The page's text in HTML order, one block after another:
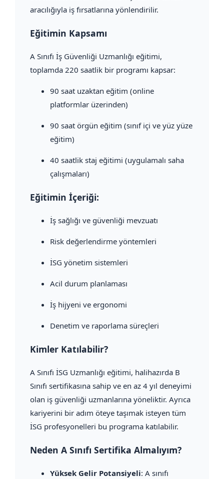
aracılığıyla iş fırsatlarına yönlendirilir.
Eğitimin Kapsamı
A Sınıfı İş Güvenliği Uzmanlığı eğitimi,
toplamda 220 saatlik bir programı kapsar:
90 saat uzaktan eğitim (online
platformlar üzerinden)
90 saat örgün eğitim (sınıf içi ve yüz yüze
eğitim)
40 saatlik staj eğitimi (uygulamalı saha
çalışmaları)
Eğitimin İçeriği:
İş sağlığı ve güvenliği mevzuatı
Risk değerlendirme yöntemleri
İSG yönetim sistemleri
Acil durum planlaması
İş hijyeni ve ergonomi
Denetim ve raporlama süreçleri
Kimler Katılabilir?
A Sınıfı İSG Uzmanlığı eğitimi, halihazırda B
Sınıfı sertifikasına sahip ve en az 4 yıl deneyimi
olan iş güvenliği uzmanlarına yöneliktir. Ayrıca
kariyerini bir adım öteye taşımak isteyen tüm
İSG profesyonelleri bu programa katılabilir.
Neden A Sınıfı Sertifika Almalıyım?
Yüksek Gelir Potansiyeli: A sınıfı